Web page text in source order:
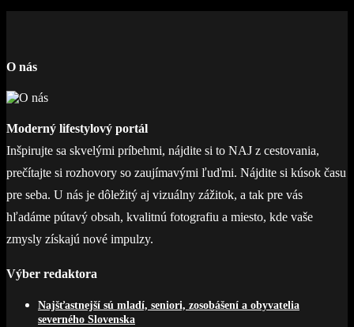
O nás
Moderný lifestylový portál
Inšpirujte sa skvelými príbehmi, nájdite si to NAJ z cestovania,
prečítajte si rozhovory so zaujímavými ľuďmi. Nájdite si kúsok času
pre seba. U nás je dôležitý aj vizuálny zážitok, a tak pre vás
hľadáme pútavý obsah, kvalitnú fotografiu a miesto, kde vaše
zmysly získajú nové impulzy.
Výber redaktora
Najšťastnejší sú mladí, seniori, zosobášení a obyvatelia
severného Slovenska